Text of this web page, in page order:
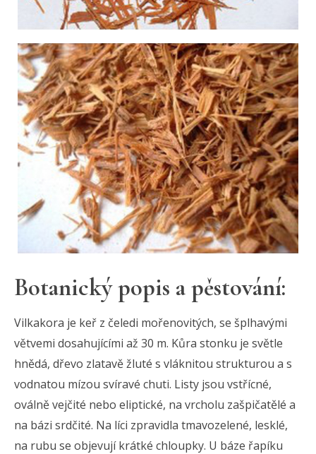
Botanický popis a pěstování:
Vilkakora je keř z čeledi mořenovitých, se šplhavými
větvemi dosahujícími až 30 m. Kůra stonku je světle
hnědá, dřevo zlatavě žluté s vláknitou strukturou a s
vodnatou mízou svíravé chuti. Listy jsou vstřícné,
oválně vejčité nebo eliptické, na vrcholu zašpičatělé a
na bázi srdčité. Na líci zpravidla tmavozelené, lesklé,
na rubu se objevují krátké chloupky. U báze řapíku